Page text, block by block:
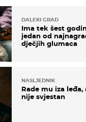
DALEKI GRAD
Ima tek šest
jedan od
dječjih glumaca
NASLJEDNIK
Rade mu iza
nije svjestan